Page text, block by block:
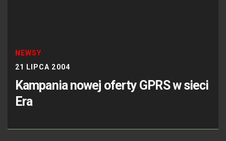
NEWSY
21 LIPCA 2004
Kampania nowej oferty GPRS w sieci
Era